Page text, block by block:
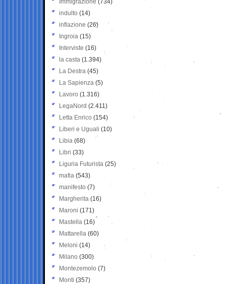
Immigrazione (734)
indulto (14)
inflazione (26)
Ingroia (15)
Interviste (16)
la casta (1.394)
La Destra (45)
La Sapienza (5)
Lavoro (1.316)
LegaNord (2.411)
Letta Enrico (154)
Liberi e Uguali (10)
Libia (68)
Libri (33)
Liguria Futurista (25)
mafia (543)
manifesto (7)
Margherita (16)
Maroni (171)
Mastella (16)
Mattarella (60)
Meloni (14)
Milano (300)
Montezemolo (7)
Monti (357)